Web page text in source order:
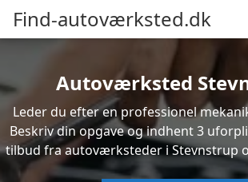
Find-autoværksted.dk
Autoværksted
Leder du efter en professionel
Beskriv din opgave og indhent 3
tilbud fra autoværksteder i Stevnstrup